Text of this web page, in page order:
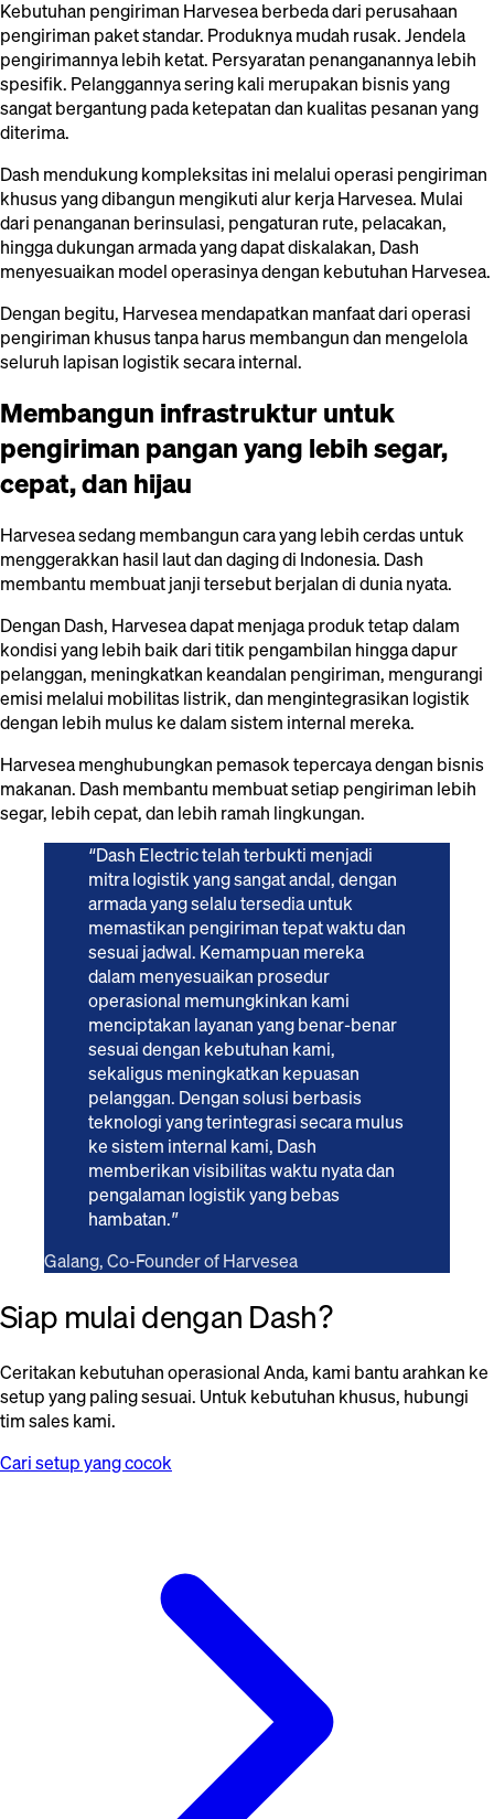
Kebutuhan pengiriman Harvesea berbeda dari perusahaan
pengiriman paket standar. Produknya mudah rusak. Jendela
pengirimannya lebih ketat. Persyaratan penanganannya lebih
spesifik. Pelanggannya sering kali merupakan bisnis yang
sangat bergantung pada ketepatan dan kualitas pesanan yang
diterima.
Dash mendukung kompleksitas ini melalui operasi pengiriman
khusus yang dibangun mengikuti alur kerja Harvesea. Mulai
dari penanganan berinsulasi, pengaturan rute, pelacakan,
hingga dukungan armada yang dapat diskalakan, Dash
menyesuaikan model operasinya dengan kebutuhan Harvesea.
Dengan begitu, Harvesea mendapatkan manfaat dari operasi
pengiriman khusus tanpa harus membangun dan mengelola
seluruh lapisan logistik secara internal.
Membangun infrastruktur untuk
pengiriman pangan yang lebih segar,
cepat, dan hijau
Harvesea sedang membangun cara yang lebih cerdas untuk
menggerakkan hasil laut dan daging di Indonesia. Dash
membantu membuat janji tersebut berjalan di dunia nyata.
Dengan Dash, Harvesea dapat menjaga produk tetap dalam
kondisi yang lebih baik dari titik pengambilan hingga dapur
pelanggan, meningkatkan keandalan pengiriman, mengurangi
emisi melalui mobilitas listrik, dan mengintegrasikan logistik
dengan lebih mulus ke dalam sistem internal mereka.
Harvesea menghubungkan pemasok tepercaya dengan bisnis
makanan. Dash membantu membuat setiap pengiriman lebih
segar, lebih cepat, dan lebih ramah lingkungan.
“Dash Electric telah terbukti menjadi
mitra logistik yang sangat andal, dengan
armada yang selalu tersedia untuk
memastikan pengiriman tepat waktu dan
sesuai jadwal. Kemampuan mereka
dalam menyesuaikan prosedur
operasional memungkinkan kami
menciptakan layanan yang benar-benar
sesuai dengan kebutuhan kami,
sekaligus meningkatkan kepuasan
pelanggan. Dengan solusi berbasis
teknologi yang terintegrasi secara mulus
ke sistem internal kami, Dash
memberikan visibilitas waktu nyata dan
pengalaman logistik yang bebas
hambatan.”
Galang, Co-Founder of Harvesea
Siap mulai dengan Dash?
Ceritakan kebutuhan operasional Anda, kami bantu arahkan ke
setup yang paling sesuai. Untuk kebutuhan khusus, hubungi
tim sales kami.
Cari setup yang cocok